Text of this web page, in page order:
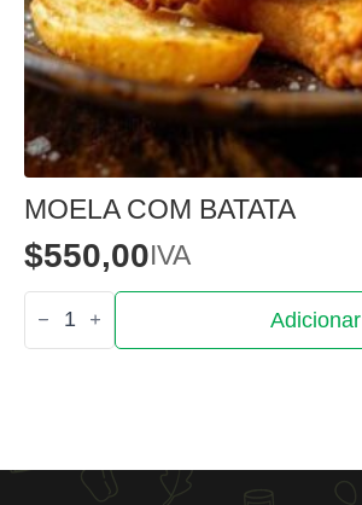
MOELA COM BATATA
$550,00IVA
Quantidade
de
Moela
Adicionar